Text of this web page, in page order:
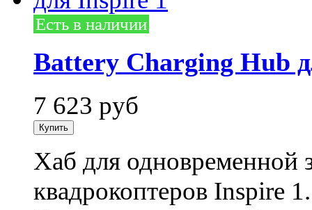
Есть в наличии
Battery Charging Hub
7 623 руб
Хаб для одновременной
квадрокоптеров Inspire